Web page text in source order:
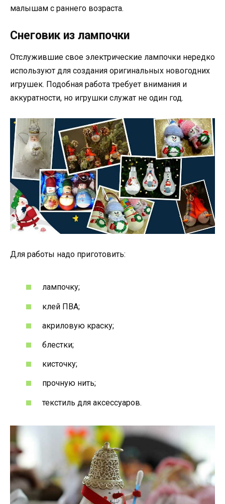
малышам с раннего возраста.
Снеговик из лампочки
Отслужившие свое электрические лампочки нередко
используют для создания оригинальных новогодних
игрушек. Подобная работа требует внимания и
аккуратности, но игрушки служат не один год.
Для работы надо приготовить:
лампочку;
клей ПВА;
акриловую краску;
блестки;
кисточку;
прочную нить;
текстиль для аксессуаров.